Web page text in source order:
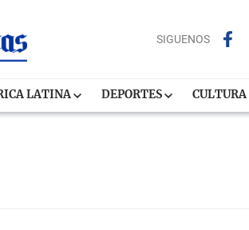
SIGUENOS
LATINA DEPORTES CULTURA